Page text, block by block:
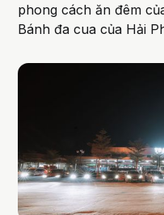
phong cách ăn đêm
Bánh đa cua của Hải